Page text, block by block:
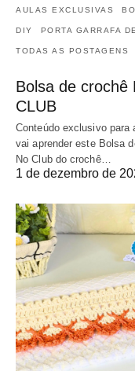
AULAS EXCLUSIVAS
DIY PORTA GARRAFA
TODAS AS POSTAGENS
Bolsa de crochê
CLUB
Conteúdo exclusivo para
vai aprender este Bolsa
No Club do crochê…
1 de dezembro de